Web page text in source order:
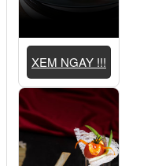
XEM NGAY !!!